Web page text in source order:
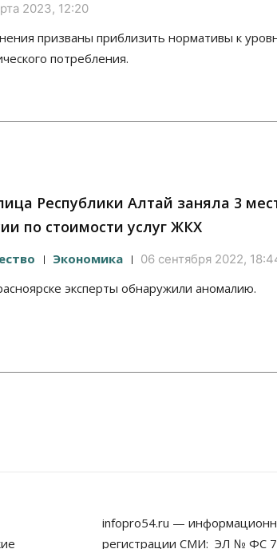
2023, 12:20
призваны приблизить нормативы к
потребления.
Республики Алтай заняла 3
по стоимости услуг ЖКХ
Экономика 06 сентября 2022,
эксперты обнаружили аномалию.
infopro54.ru —
регистрации СМИ: ЭЛ № ФС